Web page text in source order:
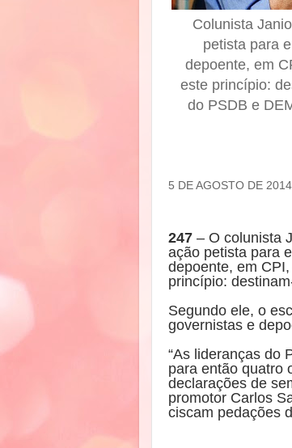
Colunista
petista para
depoente, em
este princípio:
do PSDB e
5 DE AGOSTO DE 2014
247 – O colunista
ação petista para
depoente, em
princípio:
Segundo ele, o
governistas e
“As lideranças do
para então quatro
declarações de
promotor Carlos
ciscam pedações